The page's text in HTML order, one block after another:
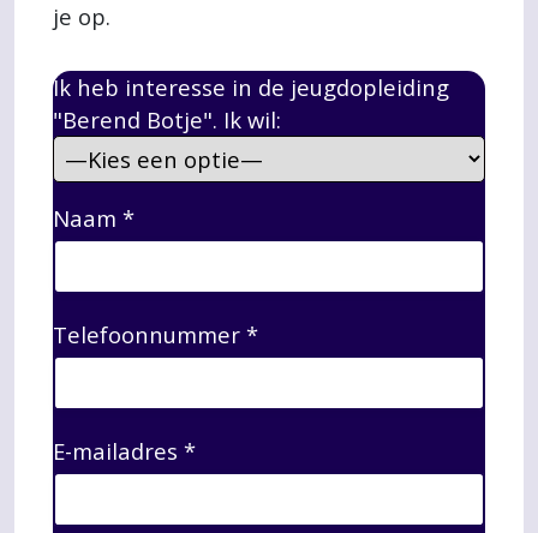
je op.
Ik heb interesse in de jeugdopleiding
"Berend Botje". Ik wil:
Naam *
Telefoonnummer *
E-mailadres *